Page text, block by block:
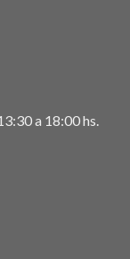
a 18:00 hs.